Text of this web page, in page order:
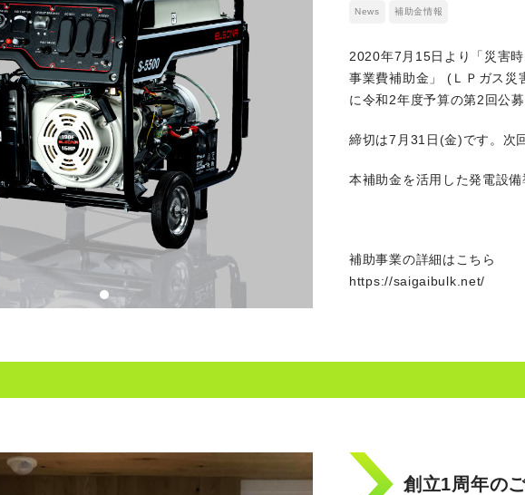
News 補助金情報
2020年7月15日より「災害
事業費補助金」 (ＬＰガス災
に令和2年度予算の第2回公
締切は7月31日(金)です。次
本補助金を活用した発電設
補助事業の詳細はこちら
https://saigaibulk.net/
創立1周年の